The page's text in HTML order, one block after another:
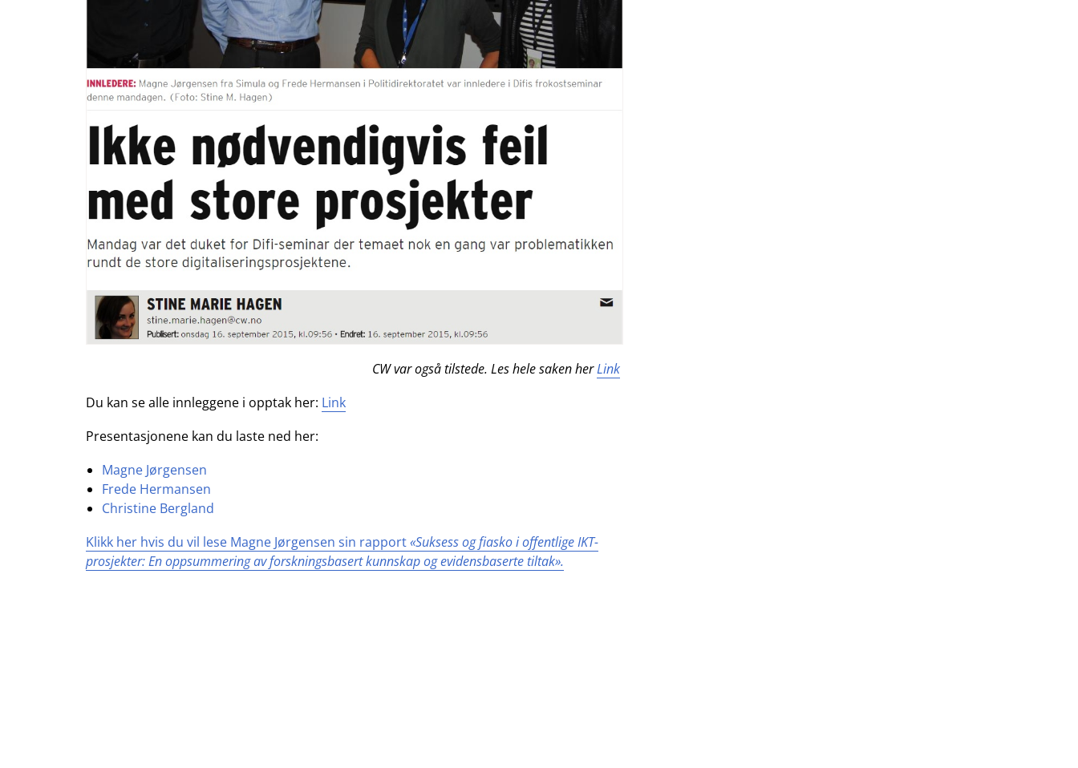
CW var også tilstede. Les hele saken herLink
Du kan se alle innleggene i opptak her: Link
Presentasjonene kan du laste ned her:
Magne Jørgensen
Frede Hermansen
Christine Bergland
Klikk her hvis du vil lese Magne Jørgensen sin rapport«Suksess og fiasko i offentlige IKT-
prosjekter: En oppsummering av forskningsbasert kunnskap og evidensbaserte tiltak».